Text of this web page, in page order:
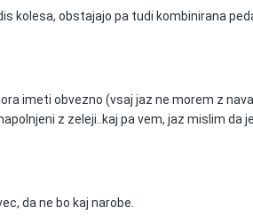
kolesa, obstajajo pa tudi kombinirana
imeti obvezno (vsaj jaz ne morem z
z zeleji..kaj pa vem, jaz mislim da
da ne bo kaj narobe.